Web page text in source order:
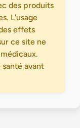
des produits
L'usage
effets
ce site ne
avant